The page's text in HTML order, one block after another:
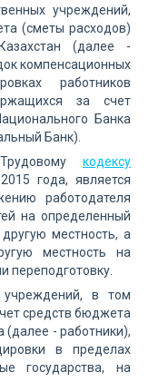
учреждений,
(сметы расходов)
(далее -
компенсационных
работников
за счет
Банка
Банк).
кодексу
года, является
работодателя
на определенный
местность, а
местность на
переподготовку.
учреждений, в том
средств бюджета
(далее - работники),
в пределах
государства, на